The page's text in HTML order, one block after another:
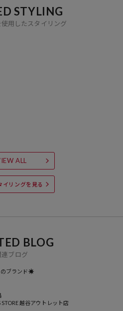
RIP(R)』をベースに、女性らしい
立したシリーズ。UVカット・吸水速
カラーを表記しております為、タグ
ております。
。また表示のサイズ感と実物は若干
についている品質表示とアテンショ
STYLING
用したスタイリング
ALL
イリングを見る
BLOG
連ブログ
のブランド☀️
STORE 越谷アウトレット店